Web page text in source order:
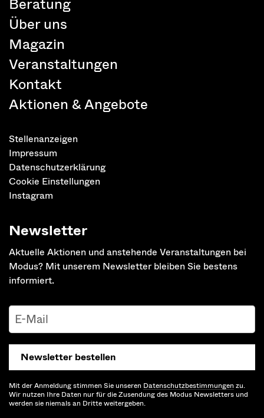
Über uns
Magazin
Veranstaltungen
Kontakt
Aktionen & Angebote
Stellenanzeigen
Impressum
Datenschutzerklärung
Cookie Einstellungen
Instagram
Newsletter
Aktuelle Aktionen und anstehende Veranstaltungen bei
Modus? Mit unserem Newsletter bleiben Sie bestens
informiert.
Newsletter bestellen
Mit der Anmeldung stimmen Sie unseren Datenschutz­bestimmungen zu.
Wir nutzen Ihre Daten nur für die Zusendung des Modus Newsletters und
werden sie niemals an Dritte weitergeben.